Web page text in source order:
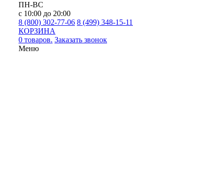
ПН-ВС
с 10:00 до 20:00
8 (800) 302-77-06 8 (499) 348-15-11
КОРЗИНА
0 товаров. Заказать звонок
Меню